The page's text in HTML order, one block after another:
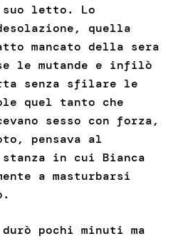
suo letto. Lo
quella
mancato della sera
le mutande e infilò
senza sfilare le
quel tanto che
sesso con forza,
pensava al
in cui Bianca
a masturbarsi
pochi minuti ma